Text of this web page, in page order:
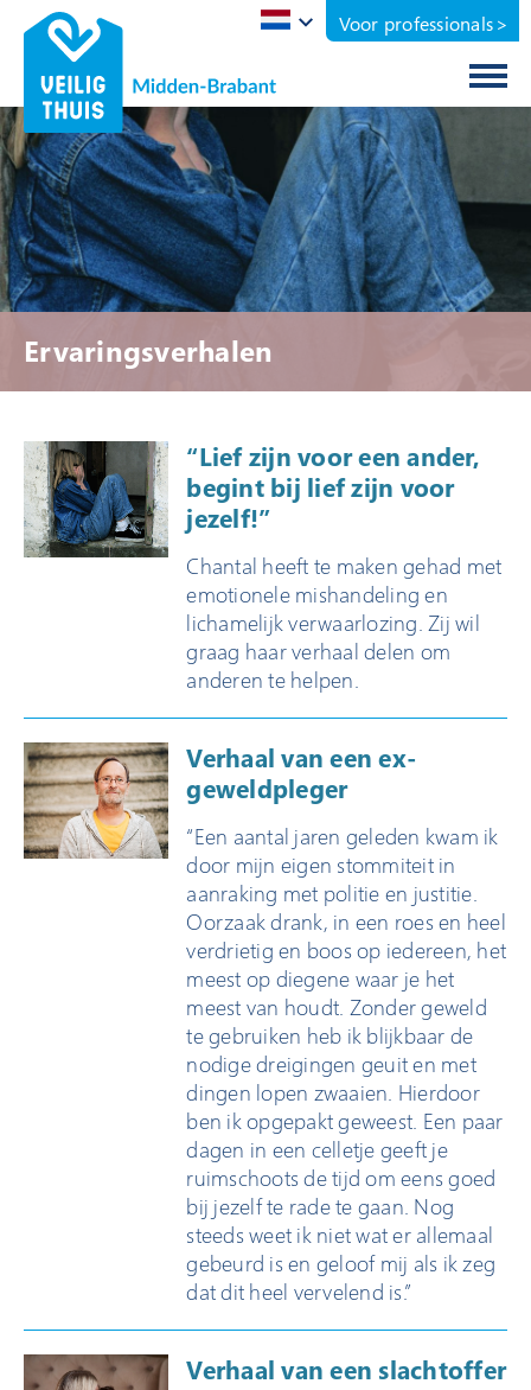
Voor professionals
Home
Ik zoek hulp
Ik ben een jongere
Ik maak me zorgen over iemand
Het gaat thuis niet goed
Jij & Veilig Thuis
Rechten als cliënt
Vertrouwenspersoon
Klacht indienen
Over Veilig Thuis
Wat is Veilig Thuis
afhankelijkheidsrelaties?
Veelgestelde vragen
Ervaringsverhalen
Folders
Ervaringsverhalen
“Lief zijn voor een ander,
begint bij lief zijn voor
jezelf!”
Chantal heeft te maken gehad met
emotionele mishandeling en
lichamelijk verwaarlozing. Zij wil
graag haar verhaal delen om
anderen te helpen.
Verhaal van een ex-
geweldpleger
“Een aantal jaren geleden kwam ik
door mijn eigen stommiteit in
aanraking met politie en justitie.
Oorzaak drank, in een roes en heel
verdrietig en boos op iedereen, het
meest op diegene waar je het
meest van houdt. Zonder geweld
te gebruiken heb ik blijkbaar de
nodige dreigingen geuit en met
dingen lopen zwaaien. Hierdoor
ben ik opgepakt geweest. Een paar
dagen in een celletje geeft je
ruimschoots de tijd om eens goed
bij jezelf te rade te gaan. Nog
steeds weet ik niet wat er allemaal
gebeurd is en geloof mij als ik zeg
dat dit heel vervelend is.”
Verhaal van een slachtoffer